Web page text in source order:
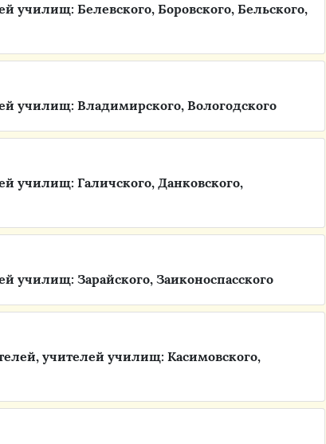
училищ: Белевского, Боровского, Бельского,
училищ: Владимирского, Вологодского
училищ: Галичского, Данковского,
училищ: Зарайского, Заиконоспасского
учителей училищ: Касимовского,